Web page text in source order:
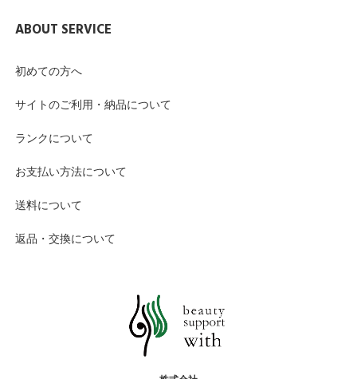
ABOUT SERVICE
初めての方へ
サイトのご利用・納品について
ランクについて
お支払い方法について
送料について
返品・交換について